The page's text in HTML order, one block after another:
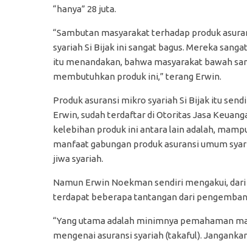
“hanya” 28 juta.
“Sambutan masyarakat terhadap produk
syariah Si Bijak ini sangat bagus. Mereka
itu menandakan, bahwa masyarakat bawah
membutuhkan produk ini,” terang Erwin.
Produk asuransi mikro syariah Si Bijak itu
Erwin, sudah terdaftar di Otoritas Jasa
kelebihan produk ini antara lain adalah,
manfaat gabungan produk asuransi umum
jiwa syariah.
Namun Erwin Noekman sendiri mengakui,
terdapat beberapa tantangan dari
“Yang utama adalah minimnya pemahaman
mengenai asuransi syariah (takaful).